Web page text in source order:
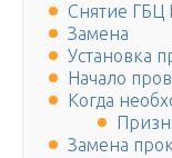
Снятие ГБЦ
Замена
Установка
Начало
Когда
Замена